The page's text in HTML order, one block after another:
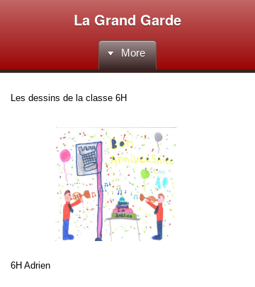
La Grand Garde
More
Les dessins de la classe 6H
6H Adrien